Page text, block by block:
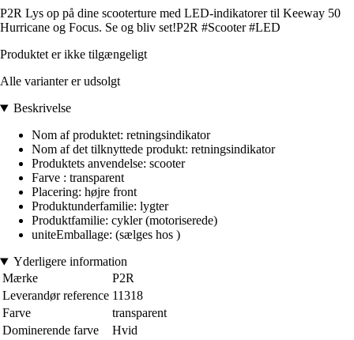
P2R Lys op på dine scooterture med LED-indikatorer til Keeway 50
Hurricane og Focus. Se og bliv set!P2R #Scooter #LED
Produktet er ikke tilgængeligt
Alle varianter er udsolgt
Beskrivelse
Nom af produktet: retningsindikator
Nom af det tilknyttede produkt: retningsindikator
Produktets anvendelse: scooter
Farve : transparent
Placering: højre front
Produktunderfamilie: lygter
Produktfamilie: cykler (motoriserede)
uniteEmballage: (sælges hos )
Yderligere information
Mærke
P2R
Leverandør reference 11318
Farve
transparent
Dominerende farve
Hvid